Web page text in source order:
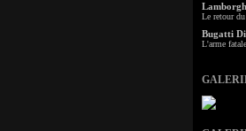
Le retour
Bugatti
L'arme